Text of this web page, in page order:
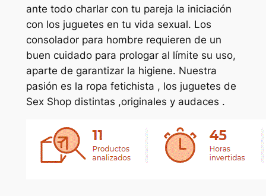
ante todo charlar con tu pareja la iniciación
con los juguetes en tu vida sexual. Los
consolador para hombre requieren de un
buen cuidado para prologar al límite su uso,
aparte de garantizar la higiene. Nuestra
pasión es la ropa fetichista , los juguetes de
Sex Shop distintas ,originales y audaces .